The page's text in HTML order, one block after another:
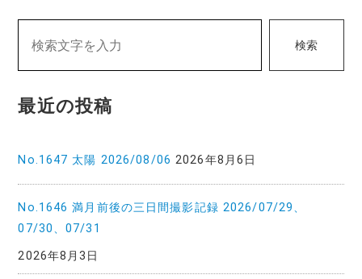
ゲ
ー
シ
ン
検索
最近の投稿
No.1647 太陽 2026/08/06 2026年8月6日
No.1646 満月前後の三日間撮影記録 2026/07/29、
07/30、07/31
2026年8月3日